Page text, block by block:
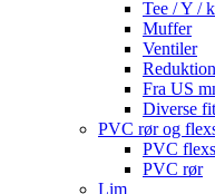
Tee / Y /
Muffer
Ventiler
Fra US
Diverse
PVC rør og
PVC
PVC rør
Lim